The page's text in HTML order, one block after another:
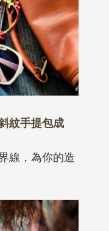
紋手提包成
線，為你的造